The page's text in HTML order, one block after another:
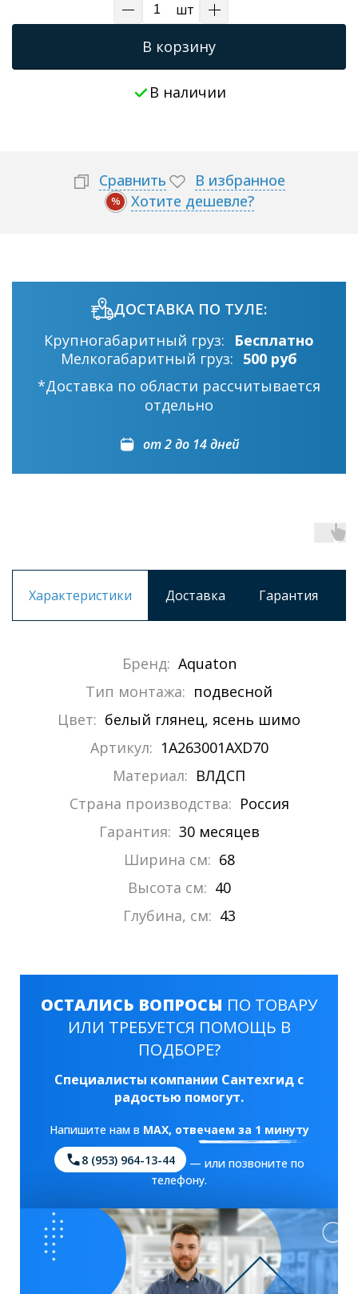
шт
В корзину
В наличии
Сравнить В избранное
% Хотите дешевле?
ДОСТАВКА ПО ТУЛЕ:
Крупногабаритный груз:
Бесплатно
Мелкогабаритный груз: 500 руб
*Доставка по области рассчитывается
отдельно
от 2 до 14 дней
Характеристики Доставка Гарантия
Бренд: Aquaton
Тип монтажа: подвесной
Цвет: белый глянец, ясень шимо
Артикул: 1A263001AXD70
Материал: ВЛДСП
Страна производства: Россия
Гарантия: 30 месяцев
Ширина см: 68
Высота см: 40
Глубина, см: 43
ОСТАЛИСЬ ВОПРОСЫ ПО ТОВАРУ
ИЛИ ТРЕБУЕТСЯ ПОМОЩЬ В
ПОДБОРЕ?
Специалисты компании Сантехгид с
радостью помогут.
Напишите нам в MAX, отвечаем за 1 минуту
8 (953) 964-13-44
— или позвоните по
телефону.